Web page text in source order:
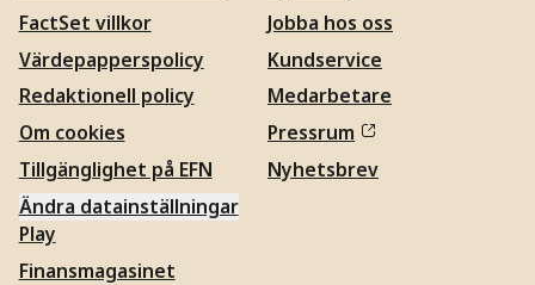
FactSet villkor
Värdepapperspolicy
Redaktionell policy
Om cookies
Tillgänglighet på EFN
Ändra datainställningar
Jobba hos oss
Kundservice
Medarbetare
Pressrum
Nyhetsbrev
Play
Finansmagasinet